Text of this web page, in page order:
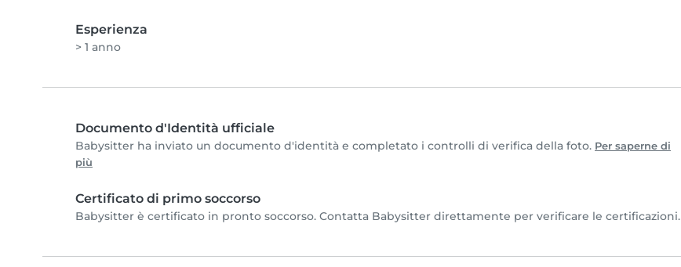
Esperienza
> 1 anno
Documento d'Identità ufficiale
Babysitter ha inviato un documento d'identità e completato i controlli di verifica della foto. Per saperne di
più
Certificato di primo soccorso
Babysitter è certificato in pronto soccorso. Contatta Babysitter direttamente per verificare le certificazioni.